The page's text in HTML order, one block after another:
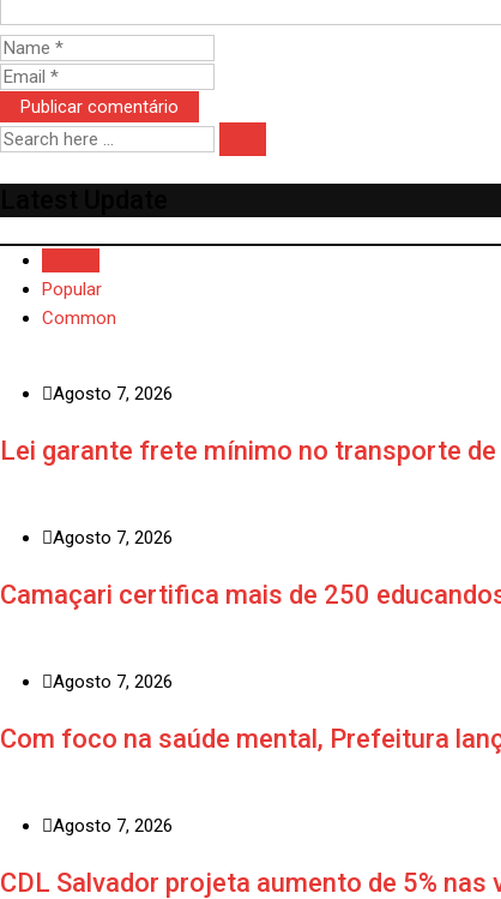
Popular
Common
Agosto 7, 2026
Lei garante frete mínimo no transporte
Agosto 7, 2026
Camaçari certifica mais de 250
Agosto 7, 2026
Com foco na saúde mental, Prefeitura
Agosto 7, 2026
CDL Salvador projeta aumento de 5% nas